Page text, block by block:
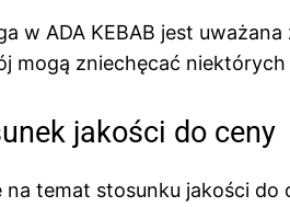
w ADA KEBAB jest
mogą zniechęcać
jakości do ceny
na temat stosunku jakości do